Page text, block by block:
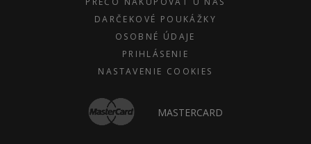
DARČEKOVÉ POUKÁŽKY
OSOBNÉ ÚDAJE
PRIHLÁSENIE
NASTAVENIE COOKIES
MASTERCARD